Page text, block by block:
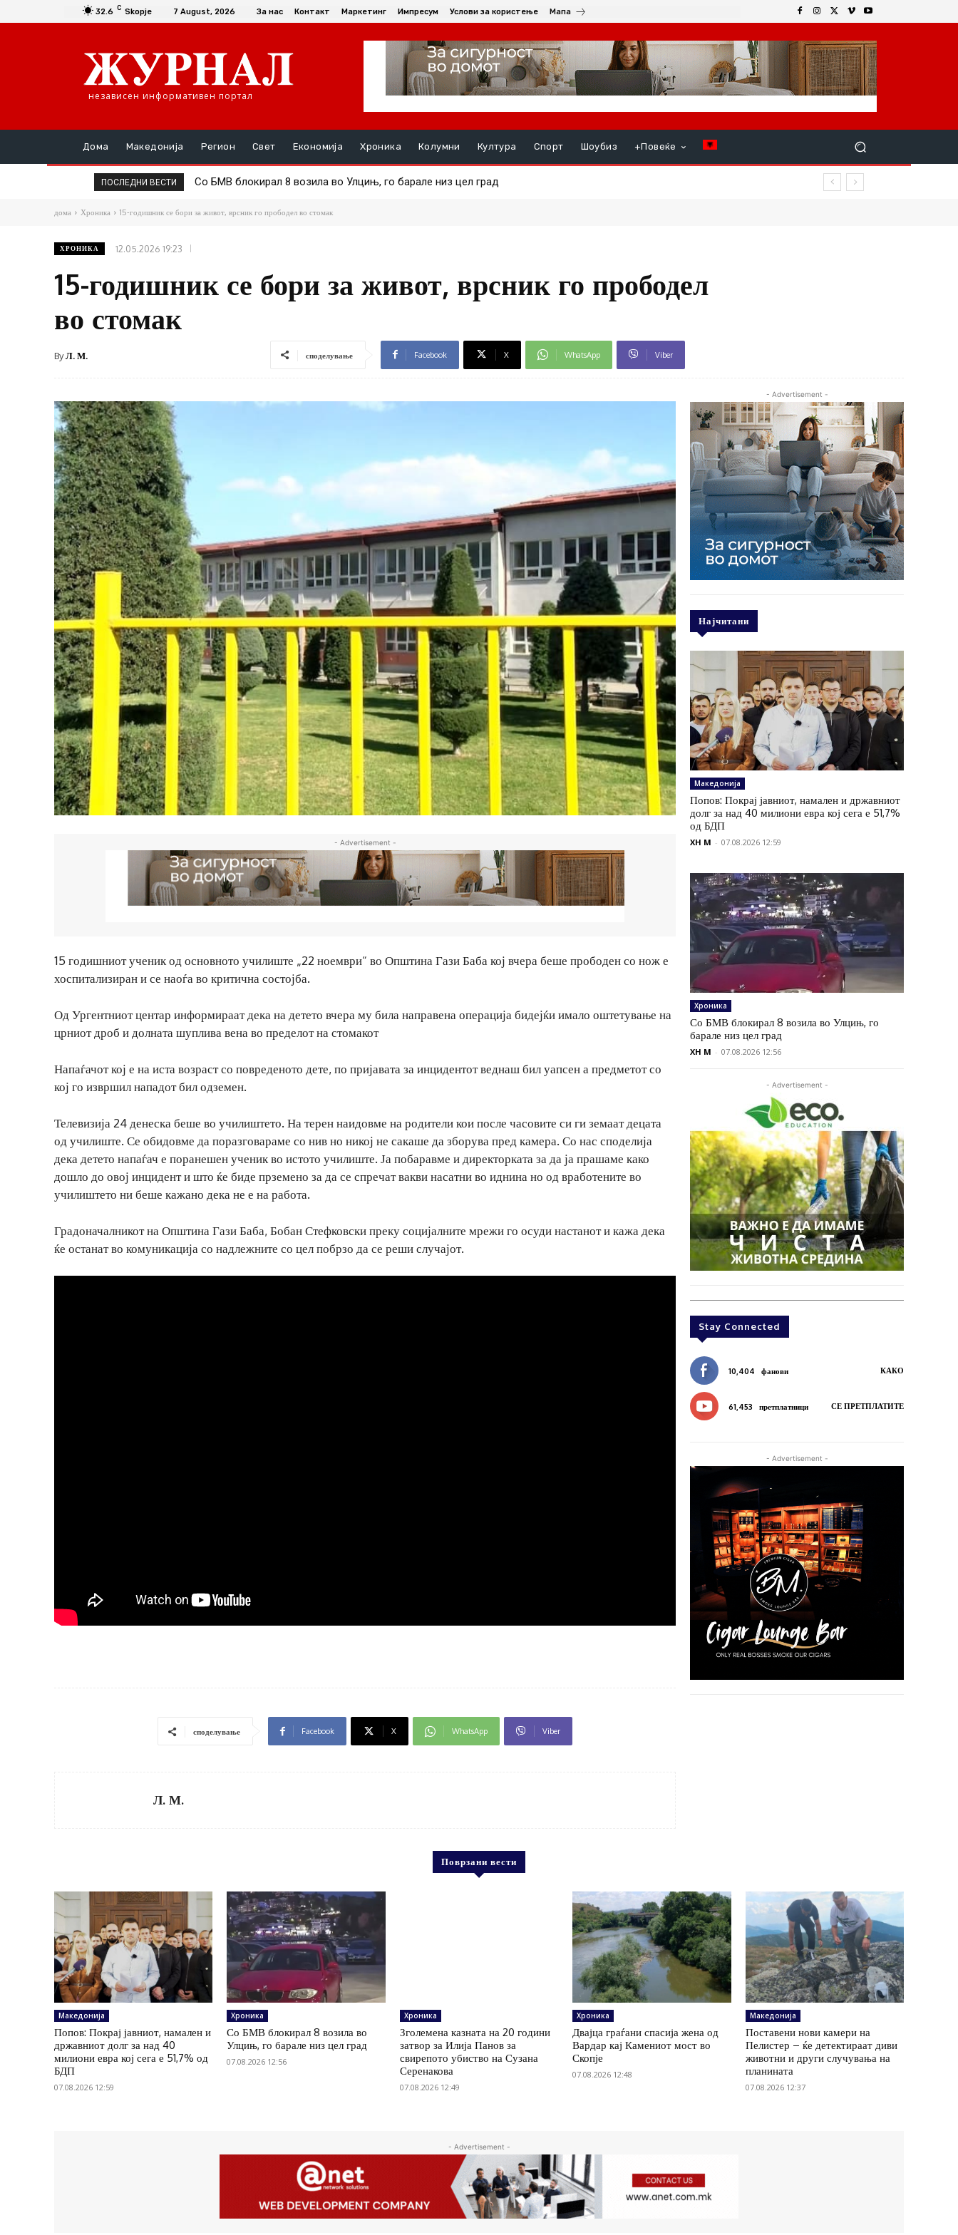
32.6 C Skopje 7 August, 2026 За нас Контакт Маркетинг Импресум Услови за користење Мапа
независен информативен портал
Дома Македонија Регион Свет Економија Хроника Колумни Култура Спорт Шоубиз +Повеќе
ПОСЛЕДНИ ВЕСТИ Со БМВ блокирал 8 возила во Улцињ, го барале низ цел град
Зголемена казната на 20 години затвор за Илија Панов за свирепото убиство на Сузана Серенакова
дома Хроника 15-годишник се бори за живот, врсник го прободел во стомак
ХРОНИКА 12.05.2026 19:23
15-годишник се бори за живот, врсник го прободел
во стомак
ByЛ. М. споделување Facebook X WhatsApp Viber
- Advertisement -
15 годишниот ученик од основното училиште „22 ноември“ во Општина Гази Баба кој вчера беше прободен со нож е
хоспитализиран и се наоѓа во критична состојба.
Од Ургентниот центар информираат дека на детето вчера му била направена операција бидејќи имало оштетување на
црниот дроб и долната шуплива вена во пределот на стомакот
Напаѓачот кој е на иста возраст со повреденото дете, по пријавата за инцидентот веднаш бил уапсен а предметот со
кој го извршил нападот бил одземен.
Телевизија 24 денеска беше во училиштето. На терен наидовме на родители кои после часовите си ги земаат децата
од училиште. Се обидовме да поразговараме со нив но никој не сакаше да зборува пред камера. Со нас споделија
дека детето напаѓач е поранешен ученик во истото училиште. Ја побаравме и директорката за да ја прашаме како
дошло до овој инцидент и што ќе биде прземено за да се спречат вакви насатни во иднина но од вработените во
училиштето ни беше кажано дека не е на работа.
Градоначалникот на Општина Гази Баба, Бобан Стефковски преку социјалните мрежи го осуди настанот и кажа дека
ќе останат во комуникација со надлежните со цел побрзо да се реши случајот.
споделување Facebook X WhatsApp Viber
Л. М.
- Advertisement -
Најчитани
Македонија
Попов: Покрај јавниот, намален и државниот
долг за над 40 милиони евра кој сега е 51,7%
од БДП
XH M - 07.08.2026 12:59
Хроника
Со БМВ блокирал 8 возила во Улцињ, го
барале низ цел град
XH M - 07.08.2026 12:56
- Advertisement -
Stay Connected
10,404 фанови КАКО
61,453 претплатници СЕ ПРЕТПЛАТИТЕ
- Advertisement -
Поврзани вести
Македонија
Попов: Покрај јавниот, намален и
државниот долг за над 40
милиони евра кој сега е 51,7% од
БДП
07.08.2026 12:59
Хроника
Со БМВ блокирал 8 возила во
Улцињ, го барале низ цел град
07.08.2026 12:56
Хроника
Зголемена казната на 20 години
затвор за Илија Панов за
свирепото убиство на Сузана
Серенакова
07.08.2026 12:49
Хроника
Двајца граѓани спасија жена од
Вардар кај Камениот мост во
Скопје
07.08.2026 12:48
Македонија
Поставени нови камери на
Пелистер – ќе детектираат диви
животни и други случувања на
планината
07.08.2026 12:37
- Advertisement -